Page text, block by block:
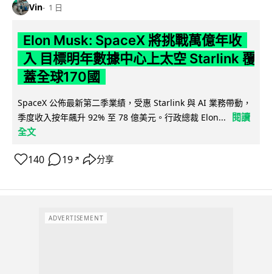
Vin 1 日
Elon Musk: SpaceX 將挑戰萬億年收
入 目標明年數據中心上太空 Starlink 覆
蓋全球170國
SpaceX 公佈最新第二季業績，受惠 Starlink 與 AI 業務帶動，
季度收入按年飆升 92% 至 78 億美元。行政總裁 Elon...
閱讀
全文
140 19 ↗ 分享
ADVERTISEMENT